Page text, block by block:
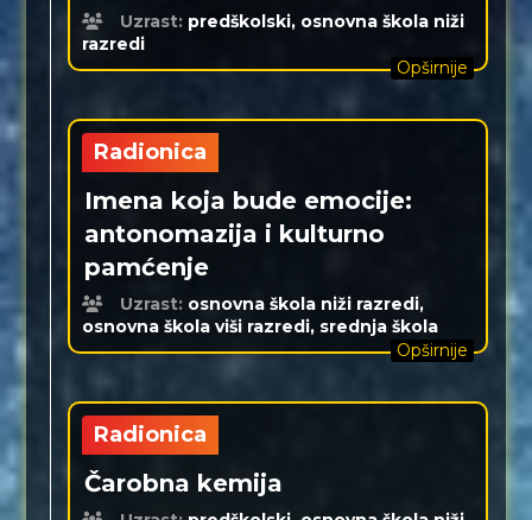
Uzrast: predškolski, osnovna škola niži
razredi
Opširnije
Radionica
Imena koja bude emocije:
antonomazija i kulturno
pamćenje
Uzrast: osnovna škola niži razredi,
osnovna škola viši razredi, srednja škola
Opširnije
Radionica
Čarobna kemija